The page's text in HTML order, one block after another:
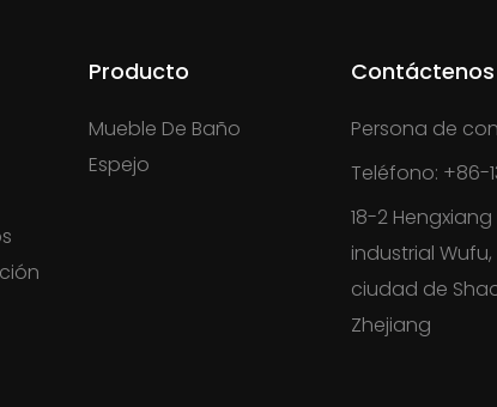
Producto
Mueble De Baño
Espejo
Contáctenos
Persona de
Teléfono: +86-
18-2
industrial
ciudad de
Zhejiang